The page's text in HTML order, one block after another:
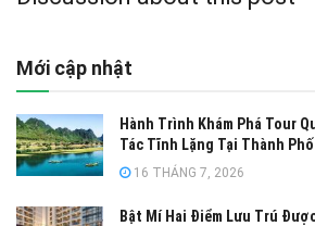
Mới cập nhật
Hành Trình Khám Phá Tour
Tác Tĩnh Lặng Tại Thành Phố
16 THÁNG 7, 2026
Bật Mí Hai Điểm Lưu Trú